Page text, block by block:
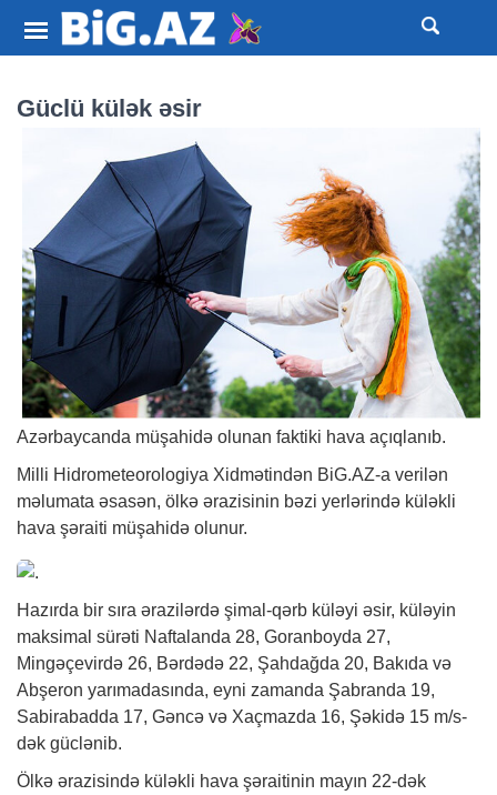
Güclü külək əsir
Azərbaycanda müşahidə olunan faktiki hava açıqlanıb.
Milli Hidrometeorologiya Xidmətindən BiG.AZ-a verilən
məlumata əsasən, ölkə ərazisinin bəzi yerlərində küləkli
hava şəraiti müşahidə olunur.
Hazırda bir sıra ərazilərdə şimal-qərb küləyi əsir, küləyin
maksimal sürəti Naftalanda 28, Goranboyda 27,
Mingəçevirdə 26, Bərdədə 22, Şahdağda 20, Bakıda və
Abşeron yarımadasında, eyni zamanda Şabranda 19,
Sabirabadda 17, Gəncə və Xaçmazda 16, Şəkidə 15 m/s-
dək güclənib.
Ölkə ərazisində küləkli hava şəraitinin mayın 22-dək